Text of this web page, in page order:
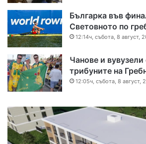
Българка във
Световното по
12:14ч, събота, 8 август,
Чанове и вувузели
трибуните на
12:05ч, събота, 8 август,